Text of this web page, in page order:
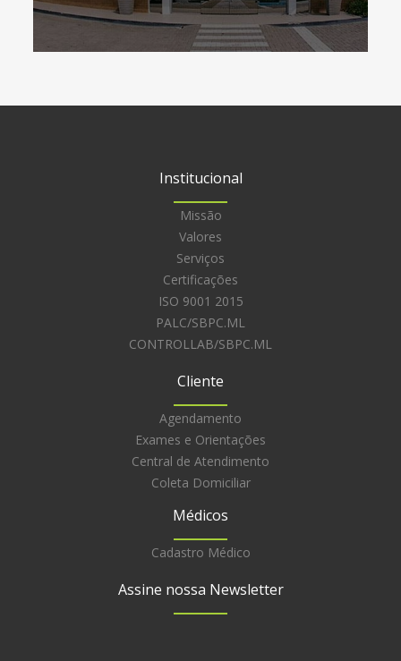
Institucional
Missão
Valores
Serviços
Certificações
ISO 9001 2015
PALC/SBPC.ML
CONTROLLAB/SBPC.ML
Cliente
Agendamento
Exames e Orientações
Central de Atendimento
Coleta Domiciliar
Médicos
Cadastro Médico
Assine nossa Newsletter